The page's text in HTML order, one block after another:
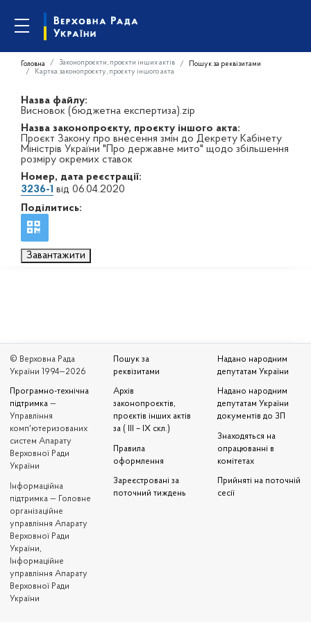
Головна Законопроєкти, проєкти інших актів
Пошук за реквізитами
Картка законопроєкту, проєкту іншого акта
Назва файлу:
Висновок (бюджетна експертиза).zip
Назва законопроєкту, проєкту іншого акта:
Проєкт Закону про внесення змін до Декрету Кабінету
Міністрів України "Про державне мито" щодо збільшення
розміру окремих ставок
Номер, дата реєстрації:
3236-1 від 06.04.2020
Поділитись:
Завантажити
© Верховна Рада
України 1994—2026
Програмно-технічна
підтримка —
Управління
комп'ютеризованих
систем Апарату
Верховної Ради
України
Iнформаційна
підтримка — Головне
організаційне
управління Апарату
Верховної Ради
України,
Інформаційне
управління Апарату
Верховної Ради
України
Пошук за
реквізитами
Архів
законопроєктів,
проєктів інших актів
за ( III – IX скл.)
Правила
оформлення
Зареєстровані за
поточний тиждень
Надано народним
депутатам України
Надано народним
депутатам України
документів до ЗП
Знаходяться на
опрацюванні в
комітетах
Прийняті на поточній
сесії